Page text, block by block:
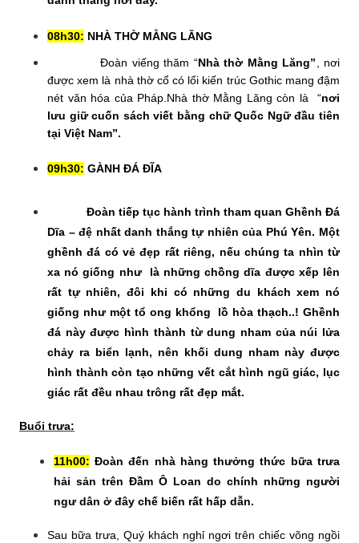
08h30: NHÀ THỜ MẰNG LĂNG
Đoàn viếng thăm “Nhà thờ Mằng Lăng”, nơi
được xem là nhà thờ cổ có lối kiến trúc Gothic mang đậm
nét văn hóa của Pháp.Nhà thờ Mằng Lăng còn là “nơi
lưu giữ cuốn sách viết bằng chữ Quốc Ngữ đầu tiên
tại Việt Nam”.
09h30: GÀNH ĐÁ ĐĨA
Đoàn tiếp tục hành trình tham quan Ghềnh Đá
Dĩa – đệ nhất danh thắng tự nhiên của Phú Yên. Một
ghềnh đá có vẻ đẹp rất riêng, nếu chúng ta nhìn từ
xa nó giống như là những chồng dĩa được xếp lên
rất tự nhiên, đôi khi có những du khách xem nó
giống như một tổ ong khổng lồ hòa thạch..! Ghềnh
đá này được hình thành từ dung nham của núi lửa
chảy ra biển lạnh, nên khối dung nham này được
hình thành còn tạo những vết cắt hình ngũ giác, lục
giác rất đều nhau trông rất đẹp mắt.
Buổi trưa:
11h00: Đoàn đến nhà hàng thưởng thức bữa trưa
hải sản trên Đầm Ô Loan do chính những người
ngư dân ở đây chế biến rất hấp dẫn.
Sau bữa trưa, Quý khách nghỉ ngơi trên chiếc võng ngồi